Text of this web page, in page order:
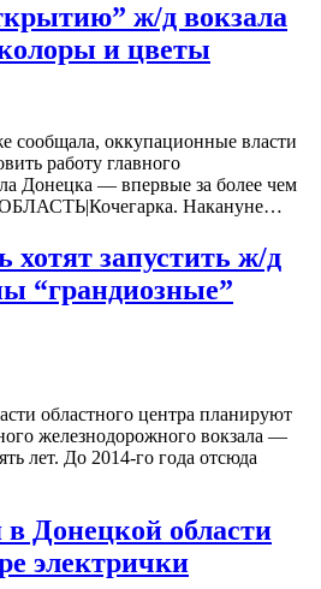
ж/д вокзала
и цветы
сообщала, оккупационные власти
работу главного
Донецка — впервые за более чем
Накануне…
хотят запустить ж/д
“грандиозные”
областного центра планируют
железнодорожного вокзала —
лет. До 2014-го года отсюда
Донецкой области
электрички